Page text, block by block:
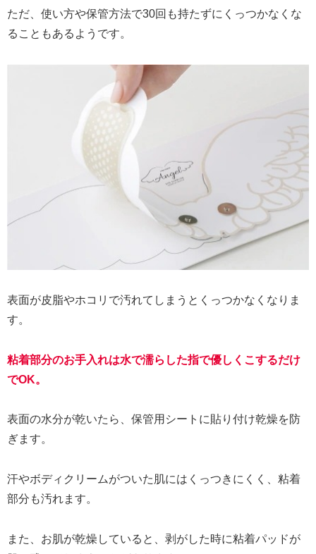
ただ、使い方や保管方法で30回も持たずにくっつかなくな
ることもあるようです。
表面が皮脂やホコリで汚れてしまうとくっつかなくなりま
す。
粘着部分のお手入れは水で濡らした指で優しくこするだけ
でOK。
表面の水分が乾いたら、保管用シートに貼り付け乾燥を防
ぎます。
汗やボディクリームがついた肌にはくっつきにくく、粘着
部分も汚れます。
また、お肌が乾燥していると、剥がした時に粘着パッドが